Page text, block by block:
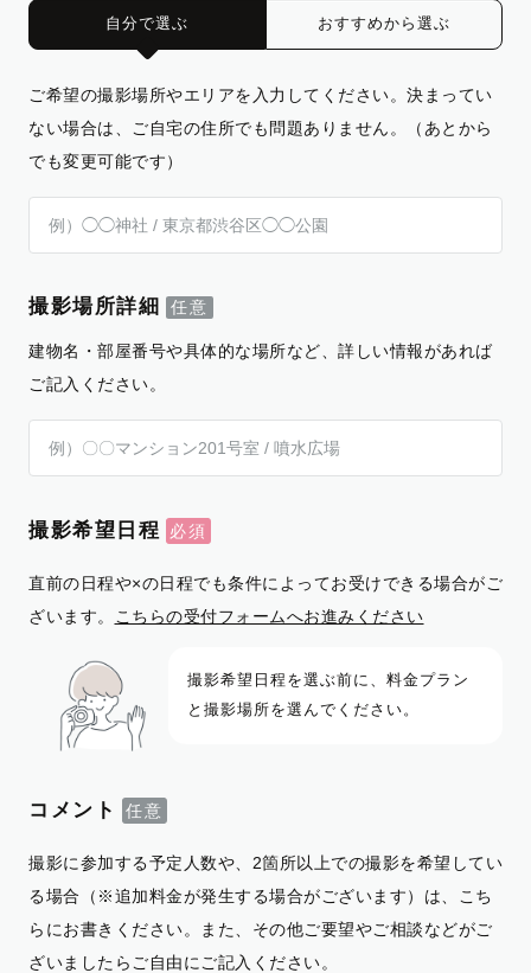
自分で選ぶ おすすめから選ぶ
ご希望の撮影場所やエリアを入力してください。決まってい
ない場合は、ご自宅の住所でも問題ありません。（あとから
でも変更可能です）
撮影場所詳細
建物名・部屋番号や具体的な場所など、詳しい情報があれば
ご記入ください。
撮影希望日程
直前の日程や×の日程でも条件によってお受けできる場合がご
ざいます。
こちらの受付フォームへお進みください
撮影希望日程を選ぶ前に、料金プラン
と撮影場所を選んでください。
コメント
撮影に参加する予定人数や、2箇所以上での撮影を希望してい
る場合（※追加料金が発生する場合がございます）は、こち
らにお書きください。また、その他ご要望やご相談などがご
ざいましたらご自由にご記入ください。